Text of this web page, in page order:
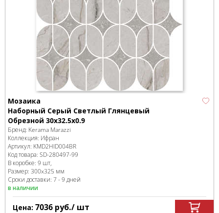
Мозаика
Наборный Серый Светлый Глянцевый
Обрезной 30x32.5x0.9
Бренд: Kerama Marazzi
Коллекция: Ифран
Артикул: KMD2HID004BR
Код товара: SD-280497-99
В коробке: 9 шт,
Размер: 300x325 мм
Сроки доставки: 7 - 9 дней
в наличии
Цена: 7036 руб./ шт